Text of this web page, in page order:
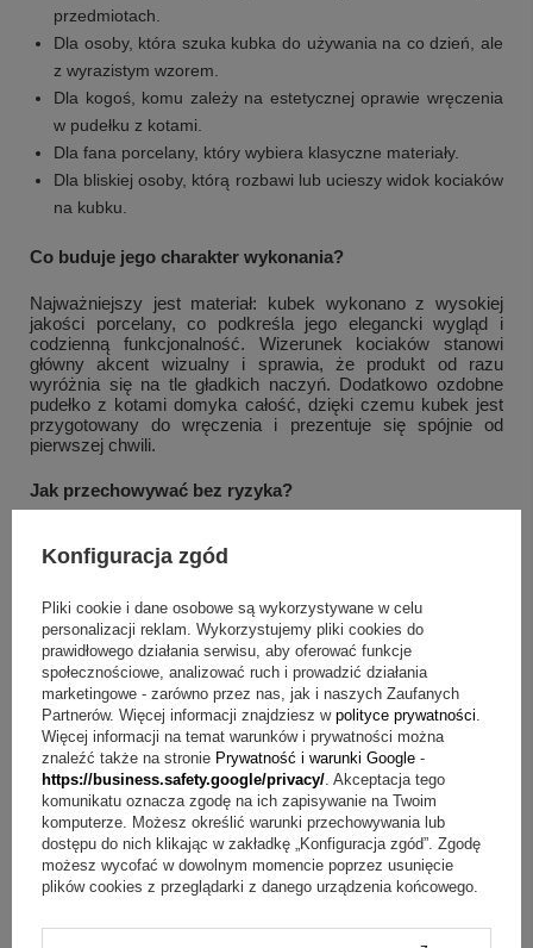
przedmiotach.
Dla osoby, która szuka kubka do używania na co dzień, ale
z wyrazistym wzorem.
Dla kogoś, komu zależy na estetycznej oprawie wręczenia
w pudełku z kotami.
Dla fana porcelany, który wybiera klasyczne materiały.
Dla bliskiej osoby, którą rozbawi lub ucieszy widok kociaków
na kubku.
Co buduje jego charakter wykonania?
Najważniejszy jest materiał: kubek wykonano z wysokiej
jakości porcelany, co podkreśla jego elegancki wygląd i
codzienną funkcjonalność. Wizerunek kociaków stanowi
główny akcent wizualny i sprawia, że produkt od razu
wyróżnia się na tle gładkich naczyń. Dodatkowo ozdobne
pudełko z kotami domyka całość, dzięki czemu kubek jest
przygotowany do wręczenia i prezentuje się spójnie od
pierwszej chwili.
Jak przechowywać bez ryzyka?
szorstkich materiałów, które mogą rysować powierzchnię.
schludnie podczas kolejnego użycia. Jeśli chcesz zachować
estetyczną oprawę, przechowuj pudełko w suchym miejscu,
tak aby nadal nadawało się do wręczenia lub przechowania
kubka.
Najważniejsze dane produktu
Materiał: wysokiej jakości porcelana.
Motyw: wizerunek kociaków.
Zastosowanie: do codziennego użytku.
Opakowanie: ozdobne pudełko, również z kotami.
Pojemność kubka: 475ml.
Konfiguracja zgód
Pliki cookie i dane osobowe są wykorzystywane w celu
personalizacji reklam. Wykorzystujemy pliki cookies do
prawidłowego działania serwisu, aby oferować funkcje
społecznościowe, analizować ruch i prowadzić działania
marketingowe - zarówno przez nas, jak i naszych Zaufanych
Partnerów. Więcej informacji znajdziesz w polityce prywatności
Więcej informacji na temat warunków i prywatności można
znaleźć także na stronie Prywatność i warunki Google -
https://business.safety.google/privacy/ . Akceptacja tego
komunikatu oznacza zgodę na ich zapisywanie na Twoim
komputerze. Możesz określić warunki przechowywania lub
dostępu do nich klikając w zakładkę „Konfiguracja zgód”. Zgodę
możesz wycofać w dowolnym momencie poprzez usunięcie
plików cookies z przeglądarki z danego urządzenia końcowego.